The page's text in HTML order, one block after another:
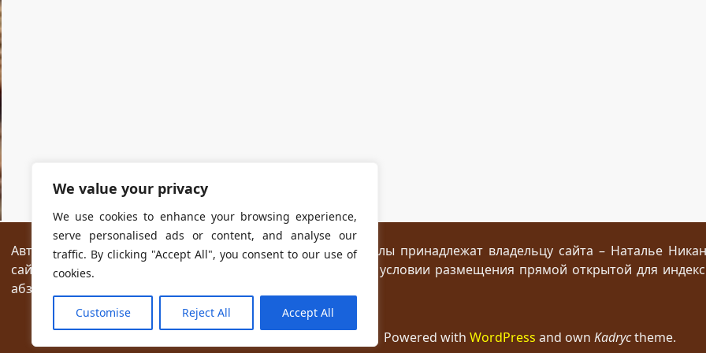
We value your privacy
We use cookies to enhance your browsing experience,
serve personalised ads or content, and analyse our
traffic. By clicking "Accept All", you consent to our use of
cookies.
Customise Reject All Accept All
Авторские права на все размещённые на сайте материалы принадлежат владельцу сайта – Наталье
сайтах разрешается без предварительного согласия при условии размещения прямой открытой для
абзаца текста.
Powered with WordPress and own Kadryctheme.